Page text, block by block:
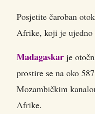
Posjetite čaroban
Afrike, koji je ujedno
Madagaskar je
prostire se na oko
Mozambičkim
Afrike.